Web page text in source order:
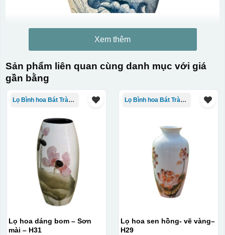
Xem thêm
Sản phẩm liên quan cùng danh mục với giá
gần bằng
Lọ Bình hoa Bát Tràng in logo
Lọ hoa dáng bom – Sơn
mài – H31
Lọ Bình hoa Bát Tràng in logo
Lọ hoa sen hồng- vẽ vàng–
H29